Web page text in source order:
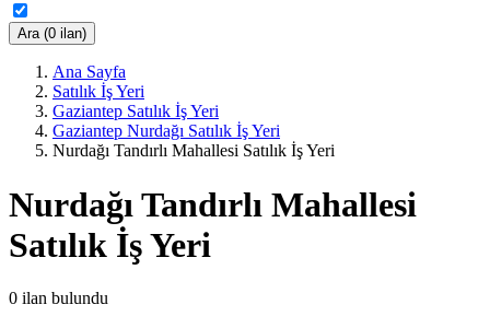
Ara (0 ilan)
Ana Sayfa
Satılık İş Yeri
Gaziantep Satılık İş Yeri
Gaziantep Nurdağı Satılık İş Yeri
Nurdağı Tandırlı Mahallesi Satılık İş Yeri
Nurdağı Tandırlı Mahallesi
Satılık İş Yeri
0 ilan bulundu